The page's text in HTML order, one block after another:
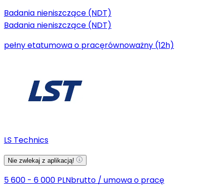
Badania nieniszczące (NDT)
Badania nieniszczące (NDT)
pełny etatumowa o pracęrównoważny (12h)
LS Technics
Nie zwlekaj z aplikacją!
5 600 - 6 000 PLNbrutto / umowa o pracę